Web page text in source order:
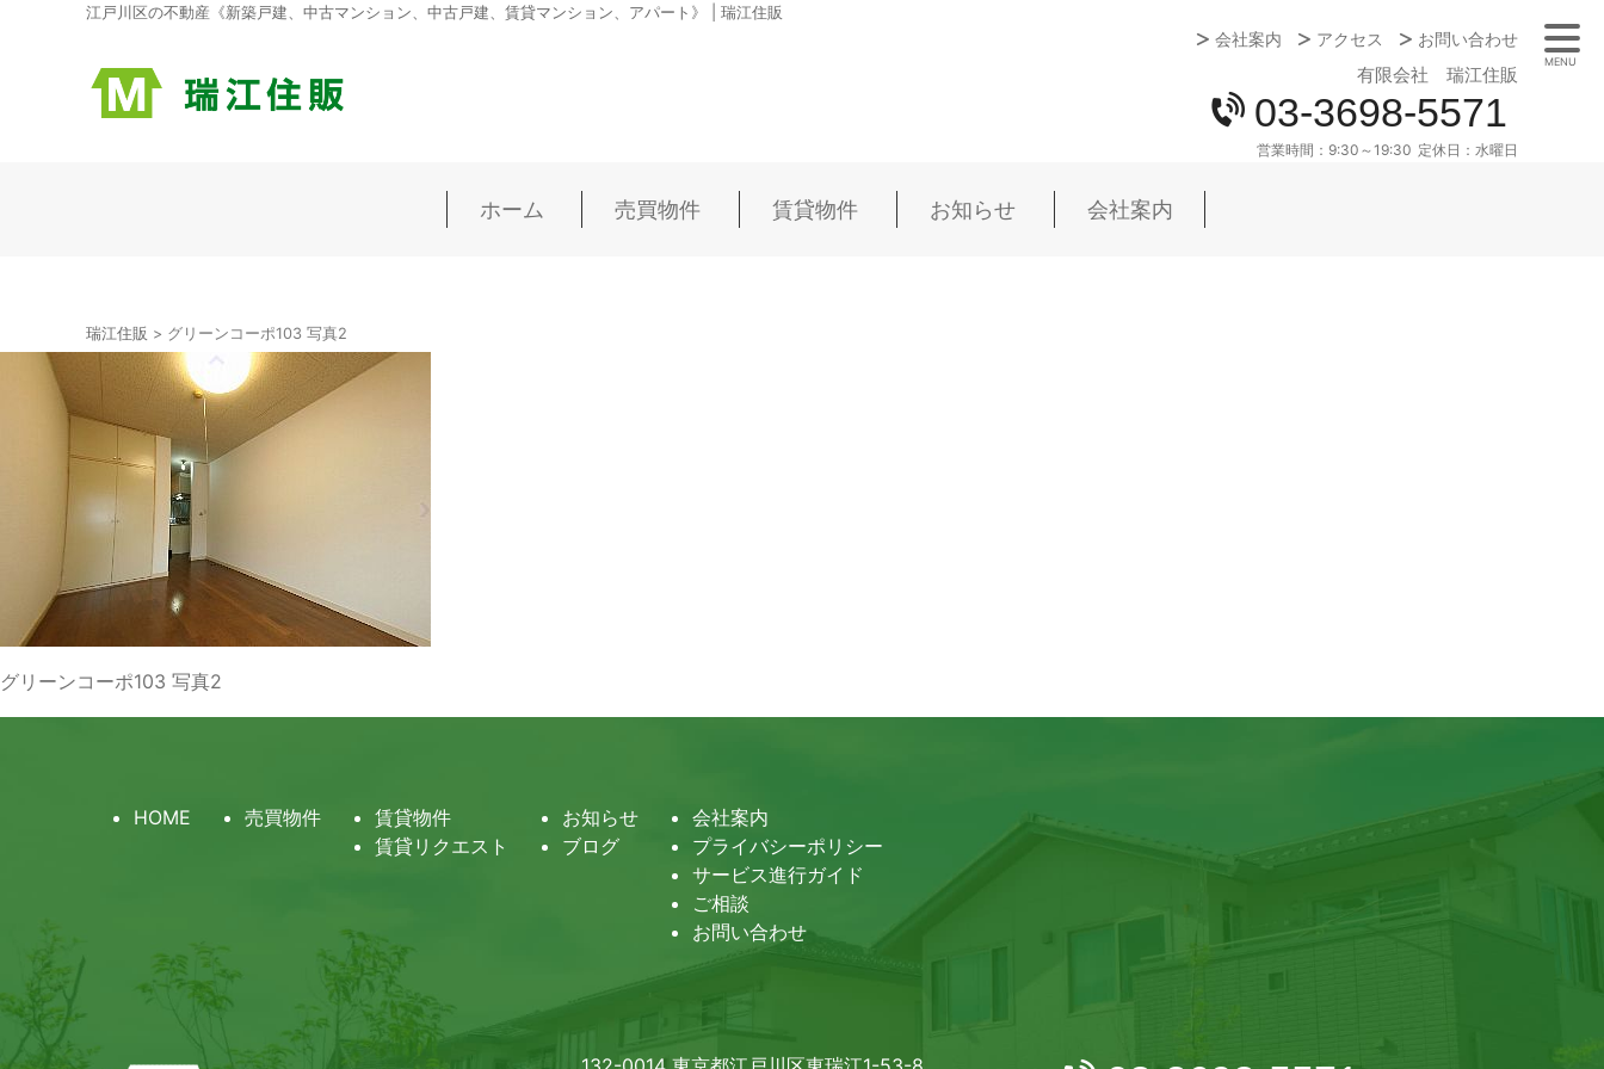
江戸川区の不動産《新築戸建、中古マンション、中古戸建、賃貸マンション、アパート》 | 瑞江住販
会社案内
アクセス お問い合わせ
有限会社 瑞江住販
03-3698-5571
営業時間： 9:30～19:30 定休日： 水曜日
ホーム 売買物件 賃貸物件 お知らせ 会社案内
瑞江住販 > グリーンコーポ103 写真2
グリーンコーポ103 写真2
MENU
HOME 売買物件
賃貸物件
賃貸リクエスト
お知らせ
ブログ
会社案内
プライバシーポリシー
サービス進行ガイド
ご相談
お問い合わせ